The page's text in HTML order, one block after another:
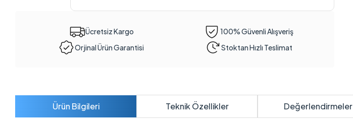
Ücretsiz Kargo
100% Güvenli Alışveriş
Orjinal Ürün Garantisi
Stoktan Hızlı Teslimat
Ürün Bilgileri Teknik Özellikler Değerlendirmeler